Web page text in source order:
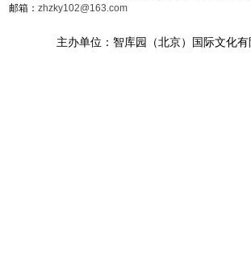
邮箱： zhzky102@163.com
主办单位：智库园（北京）国际文化